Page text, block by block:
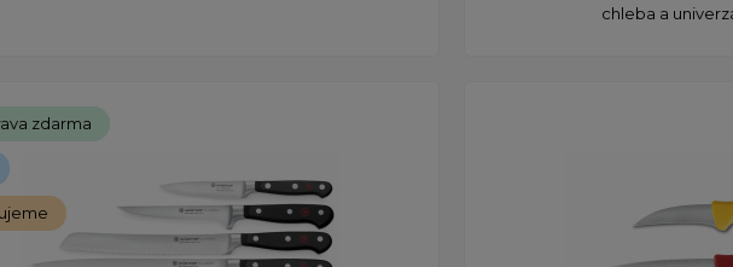
chleba a
zdarma